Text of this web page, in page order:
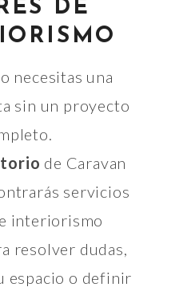
DE
necesitas una
sin un proyecto
de Caravan
servicios
interiorismo
resolver dudas,
espacio o definir